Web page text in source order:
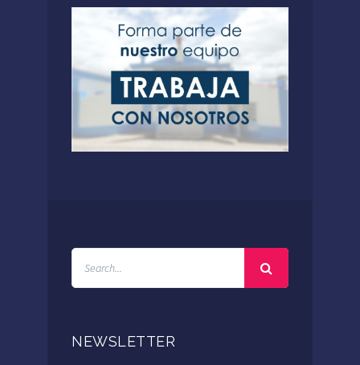
NEWSLETTER